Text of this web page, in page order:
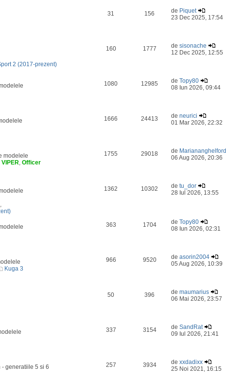
31 156 de Piquet
23 Dec 2025, 17:54
2 (2017-prezent)
160 1777 desisonache
12 Dec 2025, 12:55
1080 12985 deTopy80
08 Iun 2026, 09:44
1666 24413 deneurici
01 Mar 2026, 22:32
modelele
VIPER, Officer
1755 29018 de Mariananghelford
06 Aug 2026, 20:36
,
1362 10302 detu_dor
28 Iul 2026, 13:55
363 1704 deTopy80
08 Iun 2026, 02:31
Kuga 3
966 9520 deasorin2004
05 Aug 2026, 10:39
50 396 demaumarius
06 Mai 2026, 23:57
337 3154 deSandRat
09 Iul 2026, 21:41
- generatiile 5 si 6
257 3934 dexxdadixx
25 Noi 2021, 16:15